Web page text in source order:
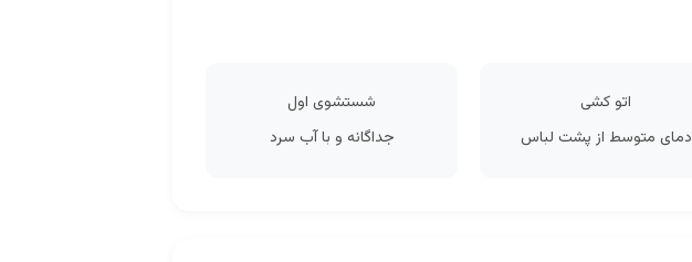
اتو کشی
دمای متوسط از پشت لباس
شستشوی اول
جداگانه و با آب سرد